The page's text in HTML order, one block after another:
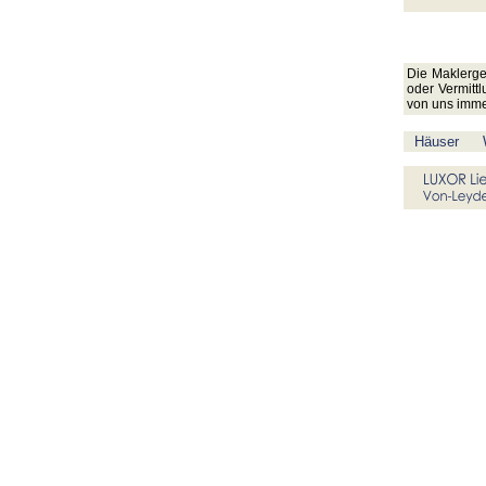
Die
oder
von uns
Häuser